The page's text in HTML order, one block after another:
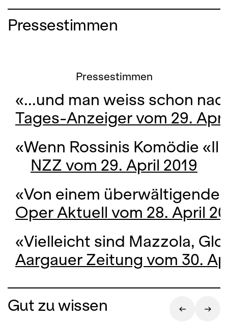
Pressestimmen
Pressestimmen
«...und man weiss schon
Tages-Anzeiger vom 29.
«Wenn Rossinis Komödie
NZZ vom 29. April 2019
«Von einem
Oper Aktuell vom 28. April
«Vielleicht sind Mazzola,
Aargauer Zeitung vom 30.
Gut zu wissen